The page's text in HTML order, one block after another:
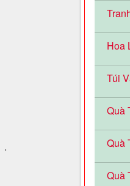
Hoa
Túi
Quà
Quà
Quà
.